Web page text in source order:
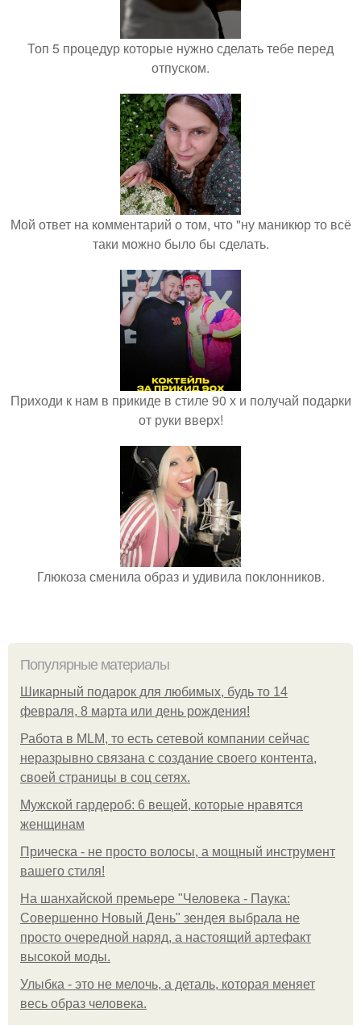
Топ 5 процедур которые нужно сделать тебе перед
отпуском.
Мой ответ на комментарий о том, что "ну маникюр то всё
таки можно было бы сделать.
Приходи к нам в прикиде в стиле 90 х и получай подарки
от руки вверх!
Глюкоза сменила образ и удивила поклонников.
Популярные материалы
Шикарный подарок для любимых, будь то 14
февраля, 8 марта или день рождения!
Работа в MLM, то есть сетевой компании сейчас
неразрывно связана с создание своего контента,
своей страницы в соц сетях.
Мужской гардероб: 6 вещей, которые нравятся
женщинам
Прическа - не просто волосы, а мощный инструмент
вашего стиля!
На шанхайской премьере "Человека - Паука:
Совершенно Новый День" зендея выбрала не
просто очередной наряд, а настоящий артефакт
высокой моды.
Улыбка - это не мелочь, а деталь, которая меняет
весь образ человека.